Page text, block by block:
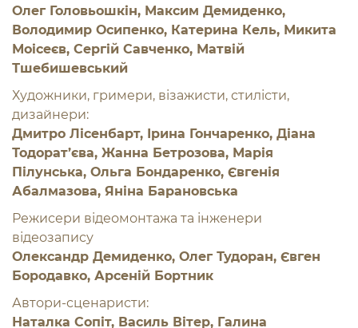
Олег Головьошкін, Максим Демиденко,
Володимир Осипенко, Катерина Кель, Микита
Моісеєв, Сергій Савченко, Матвій
Тшебишевський
Художники, гримери, візажисти, стилісти,
дизайнери:
Дмитро Лісенбарт, Ірина Гончаренко, Діана
Тодорат’єва, Жанна Бетрозова, Марія
Пілунська, Ольга Бондаренко, Євгенія
Абалмазова, Яніна Барановська
Режисери відеомонтажа та інженери
відеозапису
Олександр Демиденко, Олег Тудоран, Євген
Бородавко, Арсеній Бортник
Автори-сценаристи:
Наталка Сопіт, Василь Вітер, Галина